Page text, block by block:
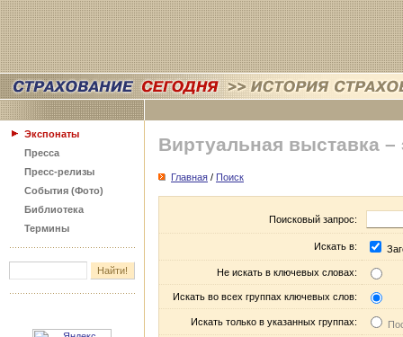
Экспонаты
Пресса
Пресс-релизы
События (Фото)
Библиотека
Термины
Виртуальная выставка –
Главная / Поиск
Поисковый запрос:
Искать в:
Не искать в ключевых словах:
Искать во всех группах ключевых слов:
Искать только в указанных группах: